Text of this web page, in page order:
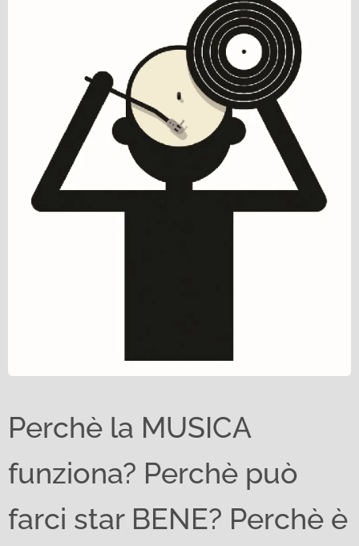
Perchè la MUSICA
funziona? Perchè può
farci star BENE? Perchè è